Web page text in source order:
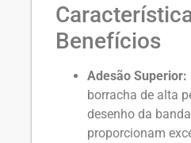
Benefícios
Adesão Superior:
borracha de alta
desenho da
proporcionam